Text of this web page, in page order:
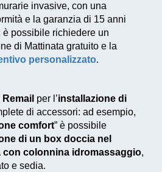
invasive, con una
e la garanzia di 15 anni
è possibile richiedere un
di Mattinata gratuito e la
personalizzato.
Remail per l’installazione di
di accessori: ad esempio,
comfort” è possibile
di un box doccia nel
con colonnina idromassaggio,
e sedia.